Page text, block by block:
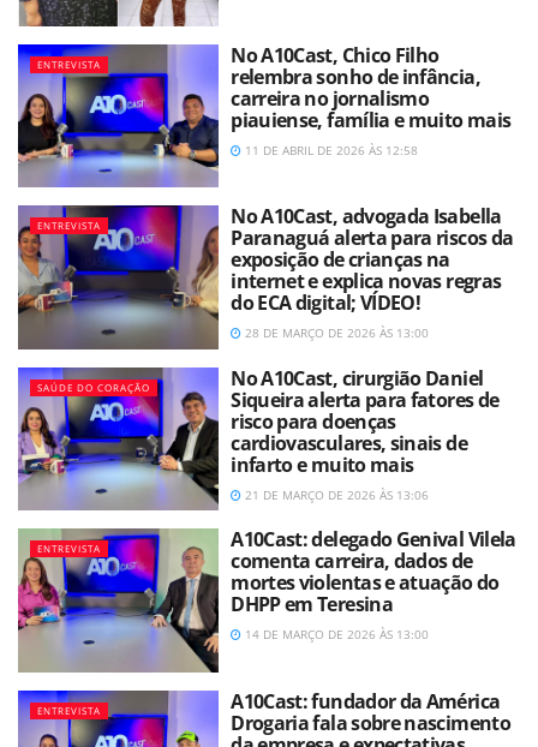
ENTREVISTA
No A10Cast, Chico Filho
relembra sonho de infância,
carreira no jornalismo
piauiense, família e muito mais
11 DE ABRIL DE 2026 ÀS 12:58
ENTREVISTA
No A10Cast, advogada Isabella
Paranaguá alerta para riscos da
exposição de crianças na
internet e explica novas regras
do ECA digital; VÍDEO!
28 DE MARÇO DE 2026 ÀS 13:00
SAÚDE DO CORAÇÃO
No A10Cast, cirurgião Daniel
Siqueira alerta para fatores de
risco para doenças
cardiovasculares, sinais de
infarto e muito mais
21 DE MARÇO DE 2026 ÀS 13:06
ENTREVISTA
A10Cast: delegado Genival Vilela
comenta carreira, dados de
mortes violentas e atuação do
DHPP em Teresina
14 DE MARÇO DE 2026 ÀS 13:00
ENTREVISTA
A10Cast: fundador da América
Drogaria fala sobre nascimento